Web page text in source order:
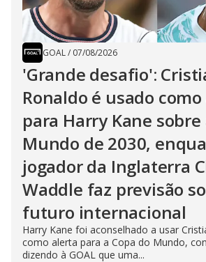
GOAL/ 07/08/2026
'Grande desafio':
Ronaldo é usado
para Harry Kane sobre
Mundo de 2030,
jogador da Inglaterra
Waddle faz previsão
futuro internacional
Harry Kane foi aconselhado a usar
como alerta para a Copa do Mundo,
dizendo à GOAL que uma...